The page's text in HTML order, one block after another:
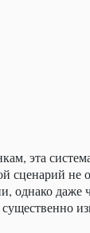
эта
сценарий не
однако даже